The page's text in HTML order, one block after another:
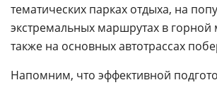
тематических парках отдыха, на
экстремальных маршрутах в горной
также на основных автотрассах
Напомним, что эффективной